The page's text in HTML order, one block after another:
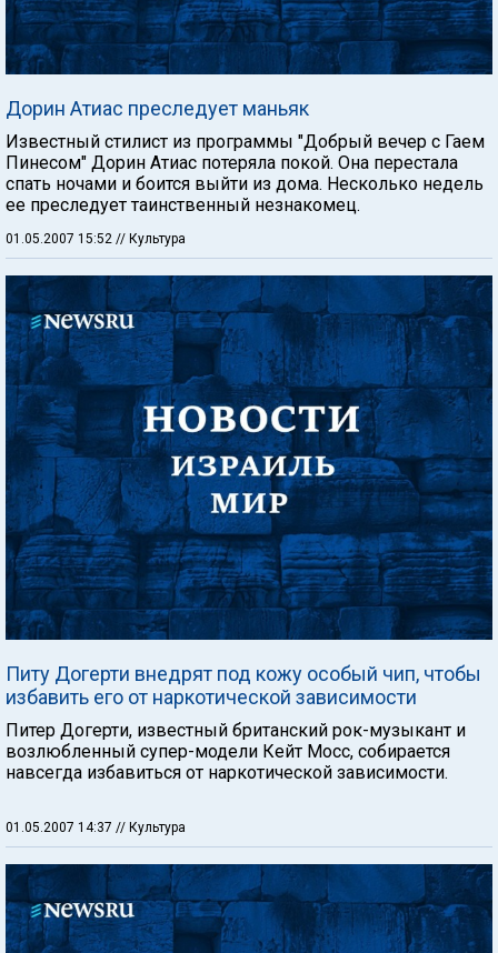
Дорин Атиас преследует маньяк
Известный стилист из программы "Добрый вечер с Гаем
Пинесом" Дорин Атиас потеряла покой. Она перестала
спать ночами и боится выйти из дома. Несколько недель
ее преследует таинственный незнакомец.
01.05.2007 15:52 // Культура
Питу Догерти внедрят под кожу особый чип, чтобы
избавить его от наркотической зависимости
Питер Догерти, известный британский рок-музыкант и
возлюбленный супер-модели Кейт Мосс, собирается
навсегда избавиться от наркотической зависимости.
01.05.2007 14:37 // Культура